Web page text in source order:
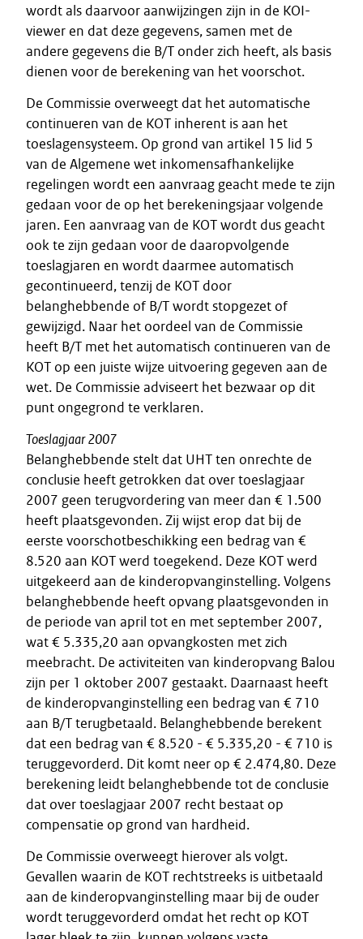
wordt als daarvoor aanwijzingen zijn in de KOI-
viewer en dat deze gegevens, samen met de
andere gegevens die B/T onder zich heeft, als basis
dienen voor de berekening van het voorschot.
De Commissie overweegt dat het automatische
continueren van de KOT inherent is aan het
toeslagensysteem. Op grond van artikel 15 lid 5
van de Algemene wet inkomensafhankelijke
regelingen wordt een aanvraag geacht mede te zijn
gedaan voor de op het berekeningsjaar volgende
jaren. Een aanvraag van de KOT wordt dus geacht
ook te zijn gedaan voor de daaropvolgende
toeslagjaren en wordt daarmee automatisch
gecontinueerd, tenzij de KOT door
belanghebbende of B/T wordt stopgezet of
gewijzigd. Naar het oordeel van de Commissie
heeft B/T met het automatisch continueren van de
KOT op een juiste wijze uitvoering gegeven aan de
wet. De Commissie adviseert het bezwaar op dit
punt ongegrond te verklaren.
Toeslagjaar 2007
Belanghebbende stelt dat UHT ten onrechte de
conclusie heeft getrokken dat over toeslagjaar
2007 geen terugvordering van meer dan € 1.500
heeft plaatsgevonden. Zij wijst erop dat bij de
eerste voorschotbeschikking een bedrag van €
8.520 aan KOT werd toegekend. Deze KOT werd
uitgekeerd aan de kinderopvanginstelling. Volgens
belanghebbende heeft opvang plaatsgevonden in
de periode van april tot en met september 2007,
wat € 5.335,20 aan opvangkosten met zich
meebracht. De activiteiten van kinderopvang Balou
zijn per 1 oktober 2007 gestaakt. Daarnaast heeft
de kinderopvanginstelling een bedrag van € 710
aan B/T terugbetaald. Belanghebbende berekent
dat een bedrag van € 8.520 - € 5.335,20 - € 710 is
teruggevorderd. Dit komt neer op € 2.474,80. Deze
berekening leidt belanghebbende tot de conclusie
dat over toeslagjaar 2007 recht bestaat op
compensatie op grond van hardheid.
De Commissie overweegt hierover als volgt.
Gevallen waarin de KOT rechtstreeks is uitbetaald
aan de kinderopvanginstelling maar bij de ouder
wordt teruggevorderd omdat het recht op KOT